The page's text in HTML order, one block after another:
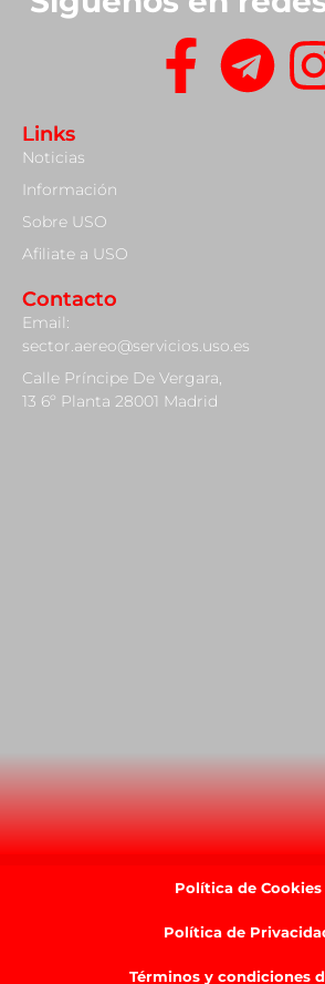
Links
Noticias
Información
Sobre USO
Afiliate a USO
Contacto
Email:
sector.aereo@servicios.uso.es
Calle Príncipe De Vergara,
13 6º Planta 28001 Madrid
Política de Cookies
Política de
Términos y condiciones